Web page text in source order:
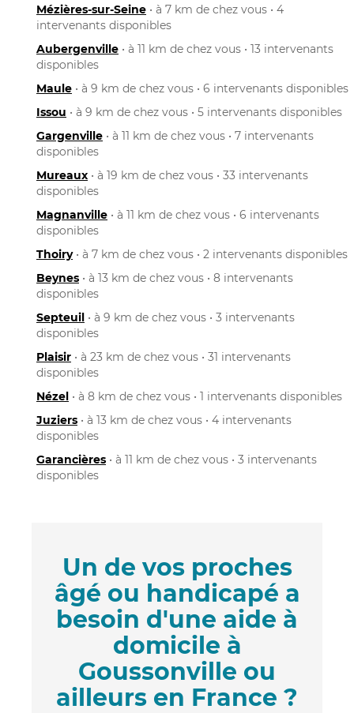
Mézières-sur-Seine • à 7 km de chez vous • 4
intervenants disponibles
Aubergenville • à 11 km de chez vous • 13 intervenants
disponibles
Maule • à 9 km de chez vous • 6 intervenants disponibles
Issou • à 9 km de chez vous • 5 intervenants disponibles
Gargenville • à 11 km de chez vous • 7 intervenants
disponibles
Mureaux • à 19 km de chez vous • 33 intervenants
disponibles
Magnanville • à 11 km de chez vous • 6 intervenants
disponibles
Thoiry• à 7 km de chez vous • 2 intervenants disponibles
Beynes • à 13 km de chez vous • 8 intervenants
disponibles
Septeuil • à 9 km de chez vous • 3 intervenants
disponibles
Plaisir • à 23 km de chez vous • 31 intervenants
disponibles
Nézel • à 8 km de chez vous • 1 intervenants disponibles
Juziers • à 13 km de chez vous • 4 intervenants
disponibles
Garancières • à 11 km de chez vous • 3 intervenants
disponibles
Un de vos proches
âgé ou handicapé a
besoin d'une aide à
domicile à
Goussonville ou
ailleurs en France ?